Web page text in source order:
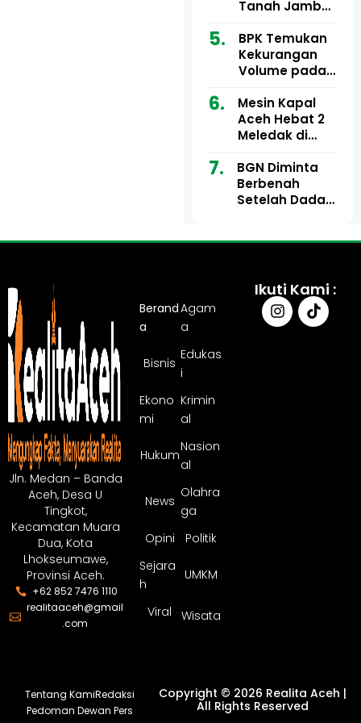
Ribu
Kini Didesak
Tanah Jambo
Miliar Tuai
Sorotan, Publik
Pertanyakan
Anggaran
BPK Temukan
Kekurangan
Volume pada
Aceh Utara
Tahun 2024,
Pengembalian
Sepenuhnya
Tuntas
Mesin Kapal
Aceh Hebat 2
Meledak di
Ulee Lheue, 14
Orang Derita
Luka Bakar
BGN Diminta
Berbenah
Setelah Dadan
Jln. Medan – Banda
Aceh, Desa U
Tingkot,
Kecamatan Muara
Dua, Kota
Lhokseumawe,
Provinsi Aceh.
+62 852 7476 1110
realitaaceh@gmail
.com
Berand
a
Agam
a
Bisnis
Edukas
i
Ekono
mi
Krimin
al
Hukum
Nasion
al
News
Olahra
ga
Opini
Politik
Sejara
h
UMKM
Viral Wisata
Ikuti Kami :
Tentang KamiRedaksi
Pedoman Dewan Pers
Copyright © 2026 Realita Aceh |
All Rights Reserved